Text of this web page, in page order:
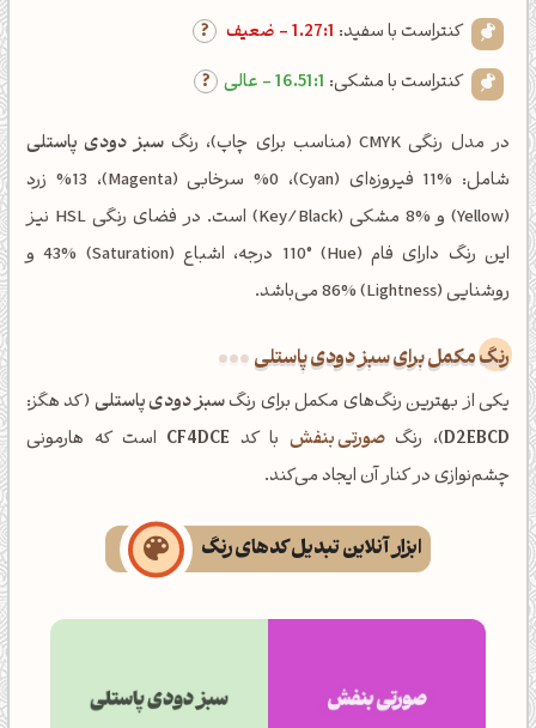
کنتراست با سفید: 1.27:1 - ضعیف
کنتراست با مشکی: 16.51:1 - عالی
در مدل رنگی CMYK (مناسب برای چاپ)، رنگ
سبز دودی پاستلی
شامل: %11 فیروزه‌ای (Cyan)، %0 سرخابی (Magenta)، %13 زرد
(Yellow) و %8 مشکی (Key/Black) است. در فضای رنگی HSL نیز
این رنگ دارای فام (Hue) 110° درجه، اشباع (Saturation) 43% و
روشنایی (Lightness) 86% می‌باشد.
رنگ مکمل برای سبز دودی پاستلی
یکی از بهترین رنگ‌های مکمل برای رنگسبز دودی پاستلی (کد هگز:
D2EBCD)، رنگصورتی بنفش با کد CF4DCE است که هارمونی
چشم‌نوازی در کنار آن ایجاد می‌کند.
ابزار آنلاین تبدیل کدهای رنگ